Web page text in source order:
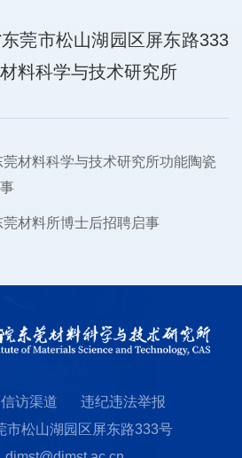
莞市松山湖园区屏东路333
料科学与技术研究所
材料科学与技术研究所功能陶瓷
材料所博士后招聘启事
信访渠道
违纪违法举报
市松山湖园区屏东路333号